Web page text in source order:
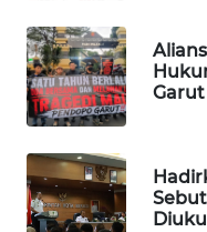
MKLI
LPKKI
LKKI
KOPEKLIN